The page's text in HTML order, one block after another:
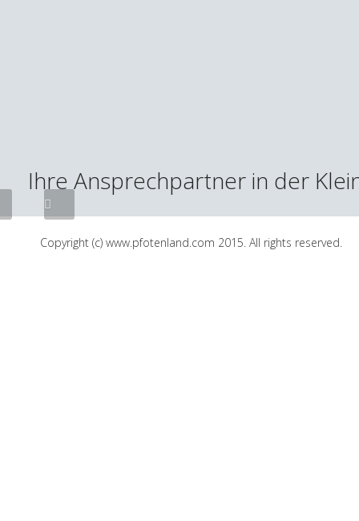
Ihre Ansprechpartner in der
Copyright (c) www.pfotenland.com 2015. All rights reserved.